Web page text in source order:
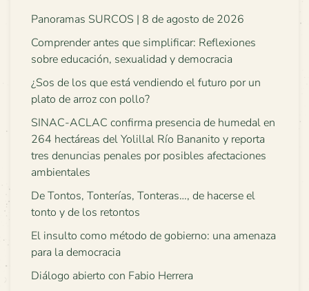
Panoramas SURCOS | 8 de agosto de 2026
Comprender antes que simplificar: Reflexiones
sobre educación, sexualidad y democracia
¿Sos de los que está vendiendo el futuro por un
plato de arroz con pollo?
SINAC-ACLAC confirma presencia de humedal en
264 hectáreas del Yolillal Río Bananito y reporta
tres denuncias penales por posibles afectaciones
ambientales
De Tontos, Tonterías, Tonteras…, de hacerse el
tonto y de los retontos
El insulto como método de gobierno: una amenaza
para la democracia
Diálogo abierto con Fabio Herrera